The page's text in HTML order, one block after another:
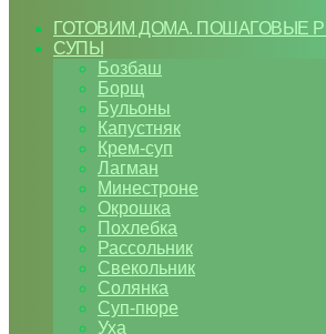
ГОТОВИМ ДОМА. ПОШАГОВЫЕ
СУПЫ
Бозбаш
Борщ
Бульоны
Капустняк
Крем-суп
Лагман
Минестроне
Окрошка
Похлебка
Рассольник
Свекольник
Солянка
Суп-пюре
Уха